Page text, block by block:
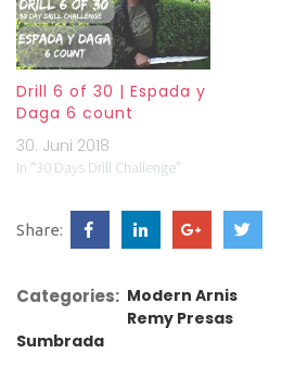
Drill 6 of 30 | Espada y
Daga 6 count
30. Juni 2018
In "30 Days Drill Challenge"
Share:
Categories: Modern Arnis
Remy Presas
Sumbrada